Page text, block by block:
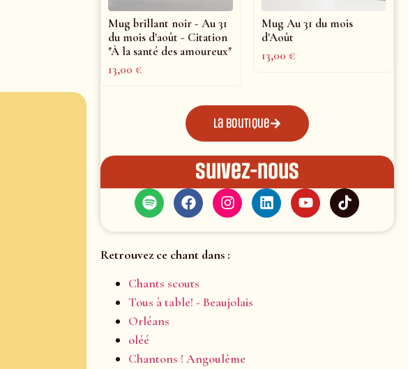
Mug brillant noir - Au 31
du mois d'août - Citation
"À la santé des amoureux"
13,00€
Mug Au 31 du mois
d'Août
13,00€
La boutique
Suivez-nous
Retrouvez ce chant dans :
Chants scouts
Tous à table! - Beaujolais
Orléans
oléé
Chantons ! Angoulême